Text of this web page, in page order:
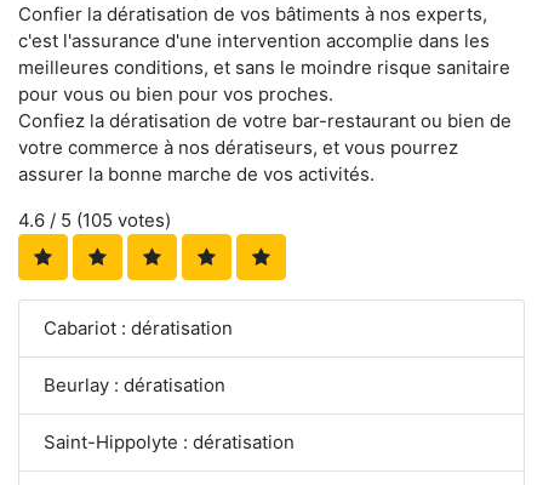
Confier la dératisation de vos bâtiments à nos experts,
c'est l'assurance d'une intervention accomplie dans les
meilleures conditions, et sans le moindre risque sanitaire
pour vous ou bien pour vos proches.
Confiez la dératisation de votre bar-restaurant ou bien de
votre commerce à nos dératiseurs, et vous pourrez
assurer la bonne marche de vos activités.
4.6 / 5 (105 votes)
Cabariot : dératisation
Beurlay : dératisation
Saint-Hippolyte : dératisation